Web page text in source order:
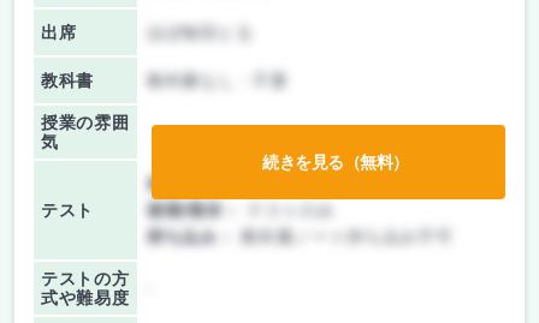
出席 ほぼ毎回とる
教科書 教科書なし・不要
授業の雰囲
気
テスト
前期/中間：
後期/期末：
持ち込み：
教科書ノート持ち込み不可
テストの方
式や難易度
続きを見る（無料）